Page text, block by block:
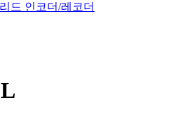
드 인코더/레코더